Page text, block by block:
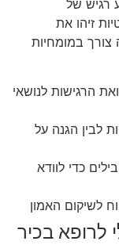
רגיש של
זיהו את
במומחיות
הרגישות לנושאי
לבין הגנה על
כדי לוודא
לשיקום האמון